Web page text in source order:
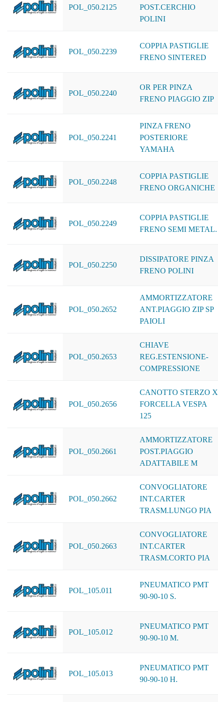
POL_050.2125
POST.CERCHIO
POLINI
POL_050.2239
COPPIA PASTIGLIE
FRENO SINTERED
POL_050.2240
OR PER PINZA
FRENO PIAGGIO ZIP
POL_050.2241
PINZA FRENO
POSTERIORE
YAMAHA
POL_050.2248
COPPIA PASTIGLIE
FRENO ORGANICHE
POL_050.2249
COPPIA PASTIGLIE
FRENO SEMI METAL.
POL_050.2250
DISSIPATORE PINZA
FRENO POLINI
POL_050.2652
AMMORTIZZATORE
ANT.PIAGGIO ZIP SP
PAIOLI
POL_050.2653
CHIAVE
REG.ESTENSIONE-
COMPRESSIONE
POL_050.2656
CANOTTO STERZO X
FORCELLA VESPA
125
POL_050.2661
AMMORTIZZATORE
POST.PIAGGIO
ADATTABILE M
POL_050.2662
CONVOGLIATORE
INT.CARTER
TRASM.LUNGO PIA
POL_050.2663
CONVOGLIATORE
INT.CARTER
TRASM.CORTO PIA
POL_105.011
PNEUMATICO PMT
90-90-10 S.
POL_105.012
PNEUMATICO PMT
90-90-10 M.
POL_105.013
PNEUMATICO PMT
90-90-10 H.